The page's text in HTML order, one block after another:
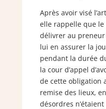
Après avoir visé
elle rappelle que
délivrer au
lui en assurer la
pendant la durée
la cour d’appel
de cette obligation
remise des lieux,
désordres